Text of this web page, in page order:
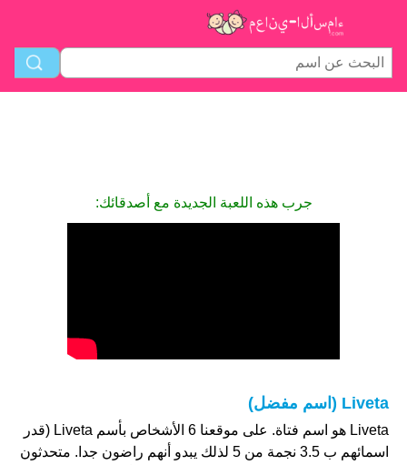
جرب هذه اللعبة الجديدة مع أصدقائك:
Liveta (اسم مفضل)
Liveta هو اسم فتاة. على موقعنا 6 الأشخاص بأسم Liveta (قدر
اسمائهم ب 3.5 نجمة من 5 لذلك يبدو أنهم راضون جدا. متحدثون